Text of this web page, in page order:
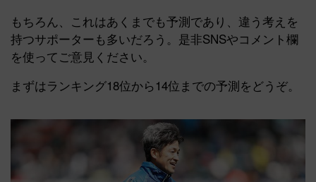
Mute
もちろん、これはあくまでも予測であり、違う考えを
持つサポーターも多いだろう。是非SNSやコメント欄
を使ってご意見ください。
まずはランキング18位から14位までの予測をどうぞ。